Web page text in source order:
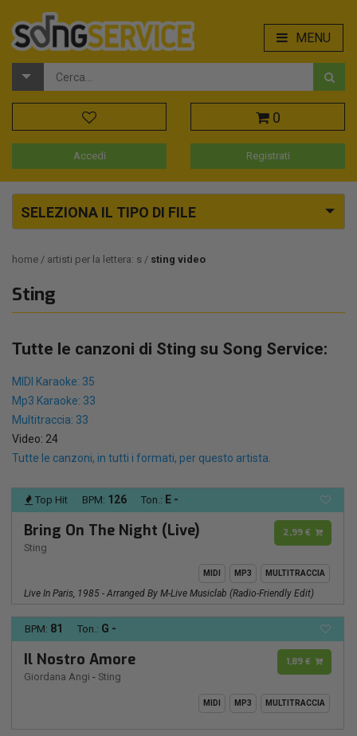
MENU
0
Accedi Registrati
SELEZIONA IL TIPO DI FILE
home artisti per la lettera: s sting video
Sting
Tutte le canzoni di Sting su Song Service:
MIDI Karaoke: 35
Mp3 Karaoke: 33
Multitraccia: 33
Video: 24
Tutte le canzoni, in tutti i formati, per questo artista.
Top Hit BPM: 126 Ton.: E -
Bring On The Night (Live)
Sting
2,99 €
MIDI MP3 MULTITRACCIA
Live In Paris, 1985 - Arranged By M-Live Musiclab (Radio-Friendly Edit)
BPM: 81 Ton.: G -
Il Nostro Amore
Giordana Angi - Sting
1,89 €
MIDI MP3 MULTITRACCIA